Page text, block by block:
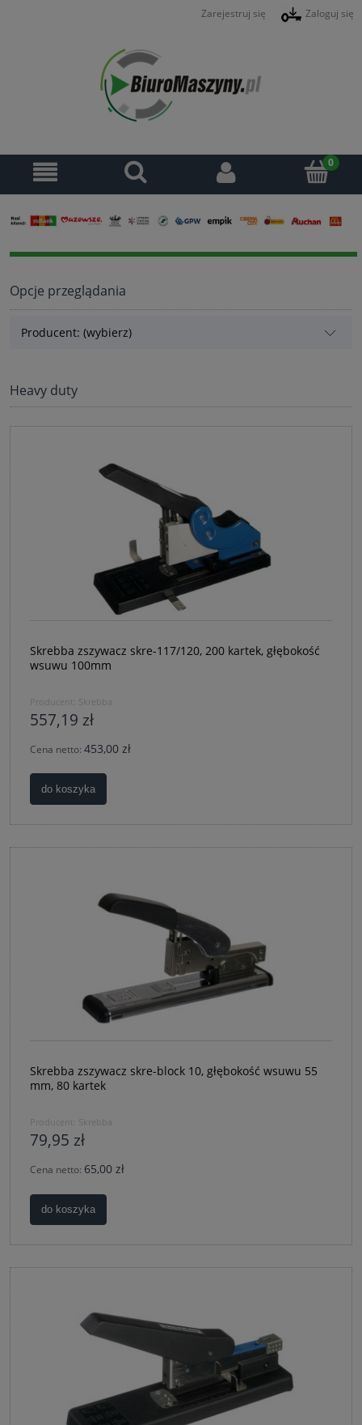
Zarejestruj się Zaloguj się
Opcje przeglądania
Producent: (wybierz)
Heavy duty
Skrebba zszywacz skre-117/120, 200 kartek, głębokość
wsuwu 100mm
Producent: Skrebba
557,19 zł
Cena netto: 453,00 zł
do koszyka
Skrebba zszywacz skre-block 10, głębokość wsuwu 55
mm, 80 kartek
Producent: Skrebba
79,95 zł
Cena netto: 65,00 zł
do koszyka